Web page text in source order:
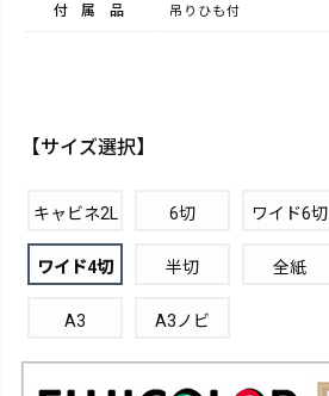
付属品 吊りひも付
【サイズ選択】
キャビネ2L 6切 ワイド6切
ワイド4切 半切 全紙
A3 A3ノビ